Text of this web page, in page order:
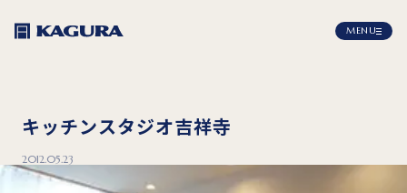
MENU
キッチンスタジオ吉祥寺
2012.05.23